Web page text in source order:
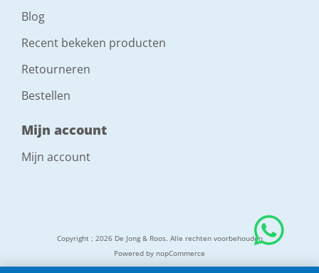
Blog
Recent bekeken producten
Retourneren
Bestellen
Mijn account
Mijn account
Copyright ; 2026 De Jong & Roos. Alle rechten voorbehouden
Powered by nopCommerce